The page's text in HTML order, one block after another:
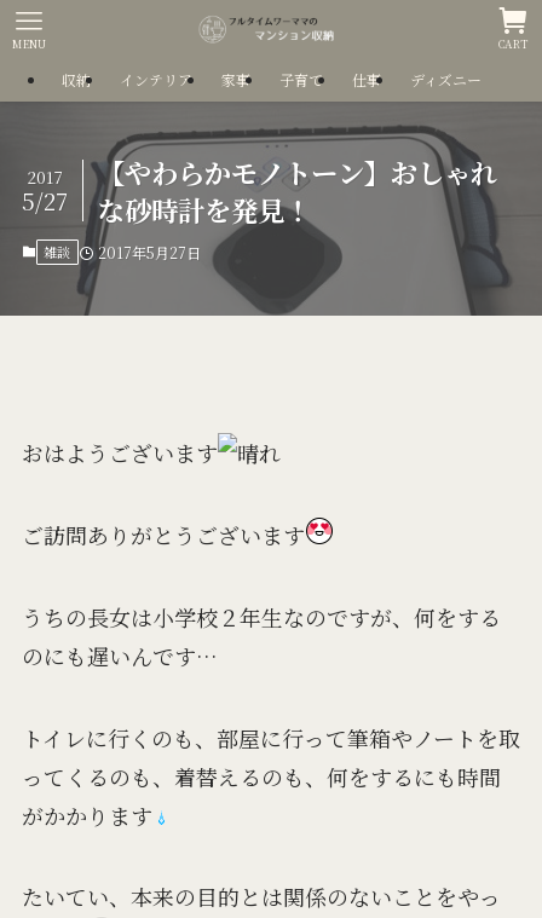
CART
MENU
収納 インテリア 家事 子育て 仕事 ディズニー
【やわらかモノトーン】おしゃれ
な砂時計を発見！
2017
5/27
雑談 2017年5月27日
おはようございます
ご訪問ありがとうございます
うちの長女は小学校２年生なのですが、何をする
のにも遅いんです…
トイレに行くのも、部屋に行って筆箱やノートを取
ってくるのも、着替えるのも、何をするにも時間
がかかります
たいてい、本来の目的とは関係のないことをやっ